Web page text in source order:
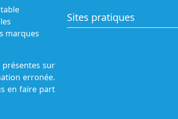
marques
présentes sur
erronée.
en faire part
Sites pratiques